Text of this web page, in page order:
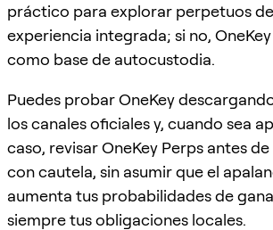
práctico para explorar perpetuos
experiencia integrada; si no,
como base de autocustodia.
Puedes probar OneKey
los canales oficiales y, cuando sea
caso, revisar OneKey Perps antes
con cautela, sin asumir que el
aumenta tus probabilidades de
siempre tus obligaciones locales.